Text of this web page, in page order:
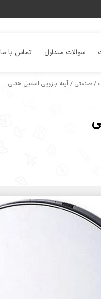
سوالات متداول تماس با ما
/ صنعتی / آینه بازویی استیل هتلی